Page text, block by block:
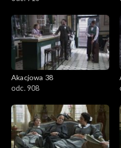
Akacjowa 38
odc. 908